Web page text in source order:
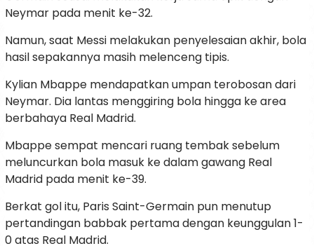
Neymar pada menit ke-32.
Namun, saat Messi melakukan penyelesaian akhir, bola
hasil sepakannya masih melenceng tipis.
Kylian Mbappe mendapatkan umpan terobosan dari
Neymar. Dia lantas menggiring bola hingga ke area
berbahaya Real Madrid.
Mbappe sempat mencari ruang tembak sebelum
meluncurkan bola masuk ke dalam gawang Real
Madrid pada menit ke-39.
Berkat gol itu, Paris Saint-Germain pun menutup
pertandingan babbak pertama dengan keunggulan 1-
0 atas Real Madrid.